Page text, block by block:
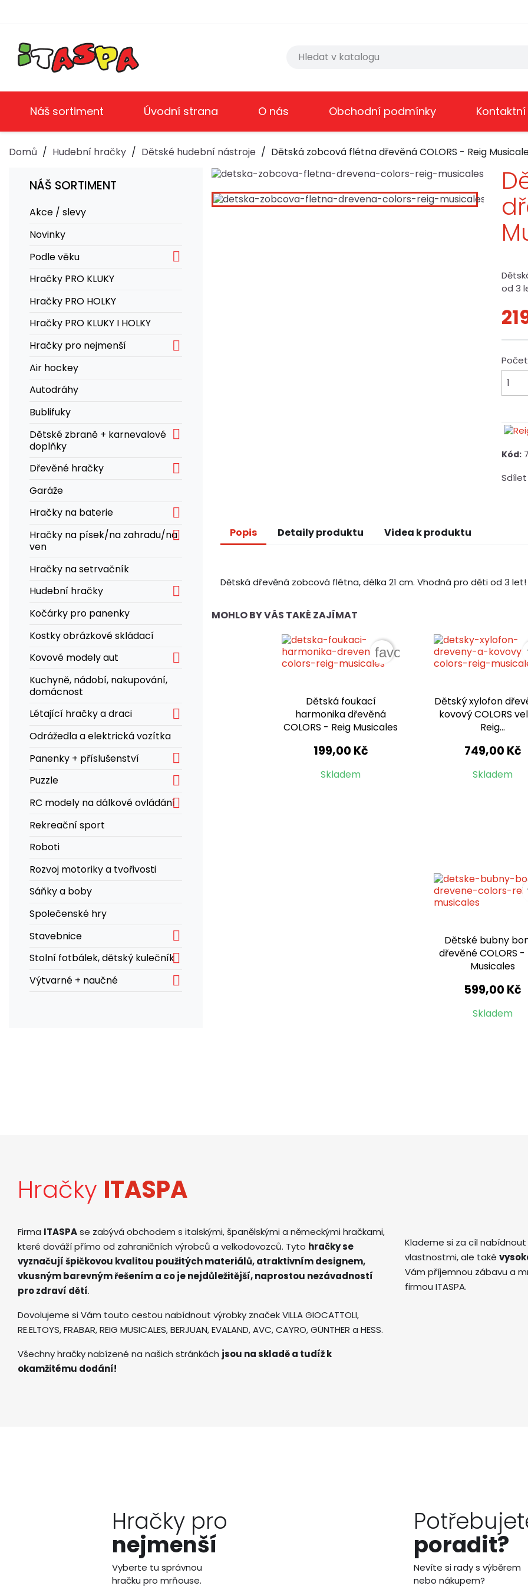
Náš sortiment Úvodní strana O nás Obchodní podmínky
Domů Hudební hračky Dětské hudební nástroje Dětská zobcová flétna dřevěná COLORS - Reig
NÁŠ SORTIMENT
Akce / slevy
Novinky
Podle věku

Hračky PRO KLUKY
Hračky PRO HOLKY
Hračky PRO KLUKY I HOLKY
Hračky pro nejmenší

Air hockey
Autodráhy
Bublifuky
Dětské zbraně + karnevalové
doplňky

Dřevěné hračky 
Garáže
Hračky na baterie

Hračky na písek/na zahradu/na
ven

Hračky na setrvačník
Hudební hračky

Kočárky pro panenky
Kostky obrázkové skládací
Kovové modely aut

Kuchyně, nádobí, nakupování,
domácnost
Létající hračky a draci

Odrážedla a elektrická vozítka
Panenky + příslušenství

Puzzle 
RC modely na dálkové ovládání
Rekreační sport
Roboti
Rozvoj motoriky a tvořivosti
Sáňky a boby
Společenské hry
Stavebnice

Stolní fotbálek, dětský kulečník
Výtvarné + naučné 
od 3
Počet
Kód:
Sdílet
Popis Detaily produktu Videa k produktu
Dětská dřevěná zobcová flétna, délka 21 cm. Vhodná pro děti od 3 let!
MOHLO BY VÁS TAKÉ ZAJÍMAT
Dětská foukací
harmonika dřevěná
COLORS - Reig Musicales
199,00 Kč
Skladem
favorite_border
Dětský xylofon
kovový COLORS
Reig...
749,00 Kč
Skladem
Dětské bubny
dřevěné COLORS -
Musicales
599,00 Kč
Skladem
Hračky ITASPA
Firma ITASPAse zabývá obchodem s italskými, španělskými a německými hračkami,
které dováží přímo od zahraničních výrobců a velkodovozců. Tyto hračky se
vyznačují špičkovou kvalitou použitých materiálů, atraktivním designem,
vkusným barevným řešením a co je nejdůležitější, naprostou nezávadností
pro zdraví dětí.
Dovolujeme si Vám touto cestou nabídnout výrobky značek VILLA GIOCATTOLI,
RE.ELTOYS, FRABAR, REIG MUSICALES, BERJUAN, EVALAND, AVC, CAYRO, GÜNTHER a HESS.
Všechny hračky nabízené na našich stránkách jsou na skladě a tudíž k
okamžitému dodání!
Klademe si za cíl
vlastnostmi, ale také
Vám příjemnou zábavu a
firmou ITASPA.
Hračky pro
nejmenší
Vyberte tu správnou
hračku pro mrňouse.
poradit?
Nevíte si rady s výběrem
nebo nákupem?